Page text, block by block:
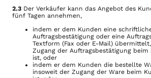
2.3 Der Verkäufer kann das Angebot des
fünf Tagen annehmen,
indem er dem Kunden eine
Auftragsbestätigung oder eine
Textform (Fax oder E-Mail)
Zugang der Auftragsbestätigung
ist, oder
indem er dem Kunden die bestellte
insoweit der Zugang der Ware beim